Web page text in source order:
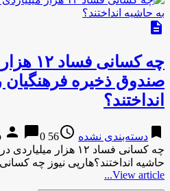
description
چه کسانی
صندوق ذخیره فرهنگیان
انداختند؟
bookmark دسته‌بندی نشده access_time
56 years ago
person chat_bubble0
چه کسانی فساد ۱۲
حاشیه انداختند؟هارپی نیوز چه کسانی فساد
View article...